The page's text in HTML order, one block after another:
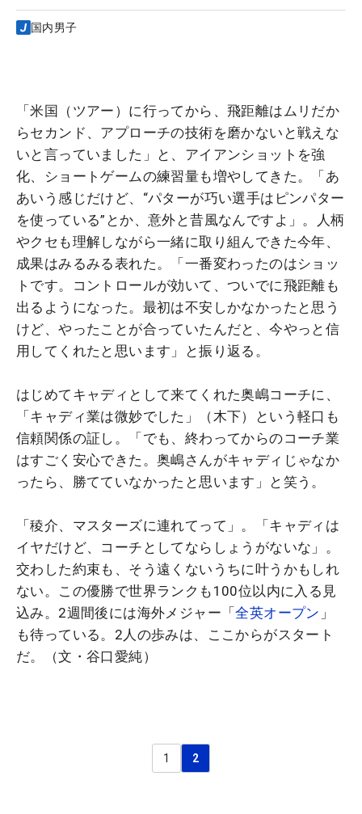
国内男子
「米国（ツアー）に行ってから、飛距離はムリだか
らセカンド、アプローチの技術を磨かないと戦えな
いと言っていました」と、アイアンショットを強
化、ショートゲームの練習量も増やしてきた。「あ
あいう感じだけど、“パターが巧い選手はピンパター
を使っている”とか、意外と昔風なんですよ」。人柄
やクセも理解しながら一緒に取り組んできた今年、
成果はみるみる表れた。「一番変わったのはショッ
トです。コントロールが効いて、ついでに飛距離も
出るようになった。最初は不安しかなかったと思う
けど、やったことが合っていたんだと、今やっと信
用してくれたと思います」と振り返る。
はじめてキャディとして来てくれた奥嶋コーチに、
「キャディ業は微妙でした」（木下）という軽口も
信頼関係の証し。「でも、終わってからのコーチ業
はすごく安心できた。奥嶋さんがキャディじゃなか
ったら、勝てていなかったと思います」と笑う。
「稜介、マスターズに連れてって」。「キャディは
イヤだけど、コーチとしてならしょうがないな」。
交わした約束も、そう遠くないうちに叶うかもしれ
ない。この優勝で世界ランクも100位以内に入る見
込み。2週間後には海外メジャー「全英オープン 」
も待っている。2人の歩みは、ここからがスタート
だ。（文・谷口愛純）
1 2